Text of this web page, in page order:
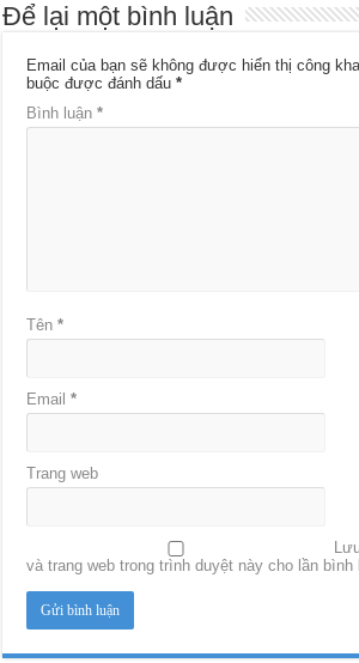
Để lại một bình luận
Email của bạn sẽ không được hiển thị công
buộc được đánh dấu*
Bình luận*
Tên*
Email*
Trang web
và trang web trong trình duyệt này cho lần